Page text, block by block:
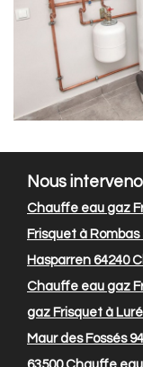
Nous
Chauffe eau gaz
Frisquet à Rombas
Hasparren 64240
Chauffe eau gaz
gaz Frisquet à
Maur des Fossés